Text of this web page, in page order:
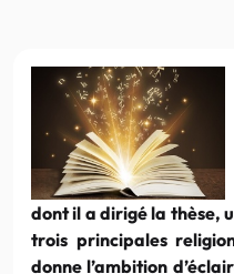
dont il a dirigé la thèse,
trois principales
donne l’ambition